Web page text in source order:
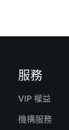
服務
VIP 權益
機構服務